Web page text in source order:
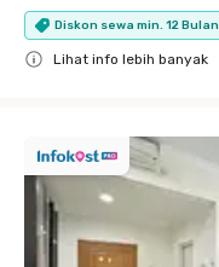
Diskon sewa min. 12 Bulan
Lihat info lebih banyak